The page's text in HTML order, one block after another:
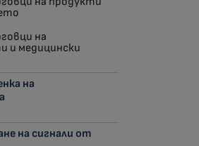
на
и медицински
на
на сигнали от